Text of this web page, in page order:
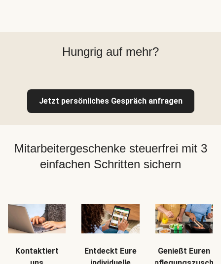
Hungrig auf mehr?
Jetzt persönliches Gespräch anfragen
Mitarbeitergeschenke steuerfrei mit 3
einfachen Schritten sichern
Kontaktiert
Entdeckt Eure
Genießt Euren